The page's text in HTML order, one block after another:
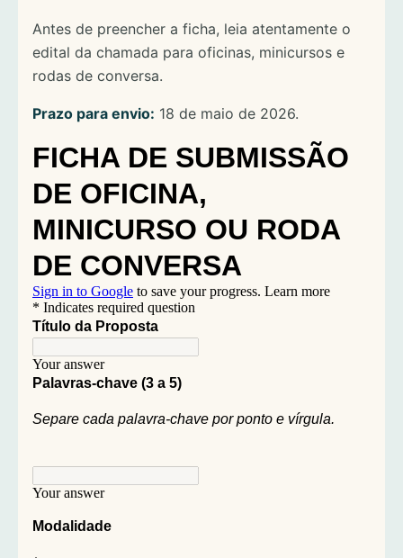
Antes de preencher a ficha, leia atentamente o
edital da chamada para oficinas, minicursos e
rodas de conversa.
Prazo para envio: 18 de maio de 2026.